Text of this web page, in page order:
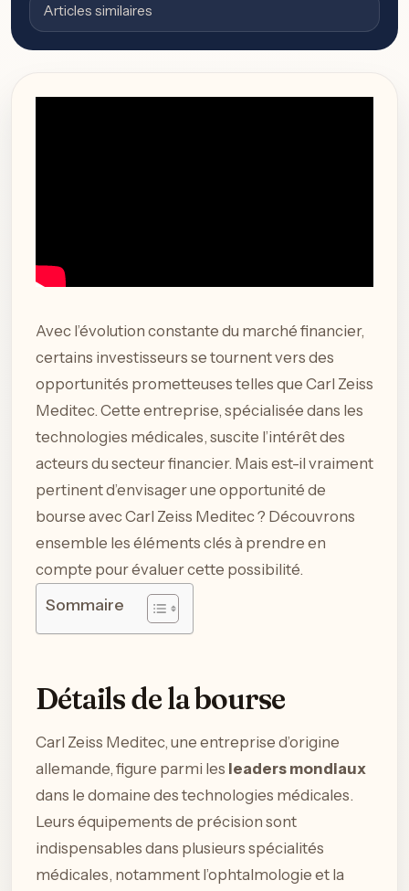
Articles similaires
Avec l’évolution constante du marché financier,
certains investisseurs se tournent vers des
opportunités prometteuses telles que Carl Zeiss
Meditec. Cette entreprise, spécialisée dans les
technologies médicales, suscite l’intérêt des
acteurs du secteur financier. Mais est-il vraiment
pertinent d’envisager une opportunité de
bourse avec Carl Zeiss Meditec ? Découvrons
ensemble les éléments clés à prendre en
compte pour évaluer cette possibilité.
Sommaire
Détails de la bourse
Carl Zeiss Meditec, une entreprise d’origine
allemande, figure parmi les leaders mondiaux
dans le domaine des technologies médicales.
Leurs équipements de précision sont
indispensables dans plusieurs spécialités
médicales, notamment l’ophtalmologie et la